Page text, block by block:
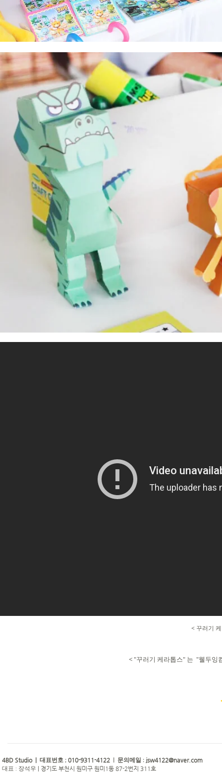
< 꾸러기
< "꾸러기 케라톱스" 는 "웰두잉
4BD Studio | 대표번호 ; 010-9311-4122 | 문의메일 : jsw4122@naver.com
대표 : 장석우
경기도 부천시 원미구 원미1동 87-2번지 311호